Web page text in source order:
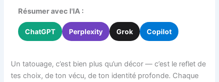
Résumer avec l'IA :
ChatGPT Perplexity Grok Copilot
Un tatouage, c’est bien plus qu’un décor — c’est le reflet de
tes choix, de ton vécu, de ton identité profonde. Chaque